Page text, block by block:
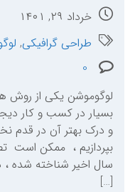
خرداد ۲۹, ۱۴۰۱
طراحی گرافیکی,
لوگوموشن یکی از روش
بسیار در کسب و کار
و درک بهتر آن در قدم
بپردازیم ، ممکن است
سال اخیر شناخته شده ،
[…]